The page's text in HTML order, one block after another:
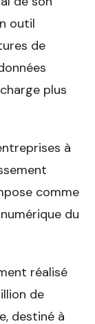
outil
de
plus
à
comme
du
réalisé
de
destiné à